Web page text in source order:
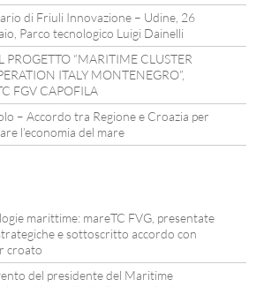
di Friuli Innovazione – Udine, 26
Parco tecnologico Luigi Dainelli
PROGETTO “MARITIME CLUSTER
ITALY MONTENEGRO”,
FGV CAPOFILA
– Accordo tra Regione e Croazia per
l’economia del mare
marittime: mareTC FVG, presentate
e sottoscritto accordo con
croato
del presidente del Maritime